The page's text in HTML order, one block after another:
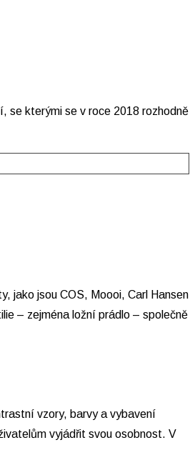
se kterými se v roce 2018 rozhodně
jako jsou COS, Moooi, Carl Hansen
– zejména ložní prádlo – společně
vzory, barvy a vybavení
vyjádřit svou osobnost. V